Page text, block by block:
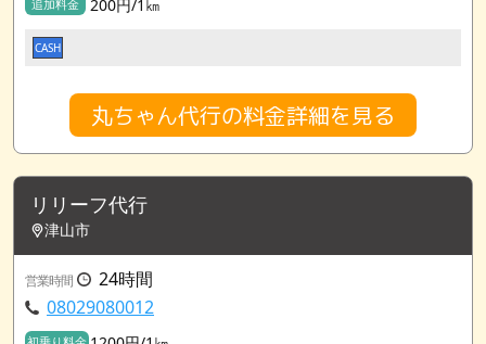
追加料金 200円/1㎞
CASH
丸ちゃん代行の料金詳細を見る
リリーフ代行
津山市
営業時間
24時間
08029080012